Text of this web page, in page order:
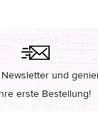
und
erste Bestellung!